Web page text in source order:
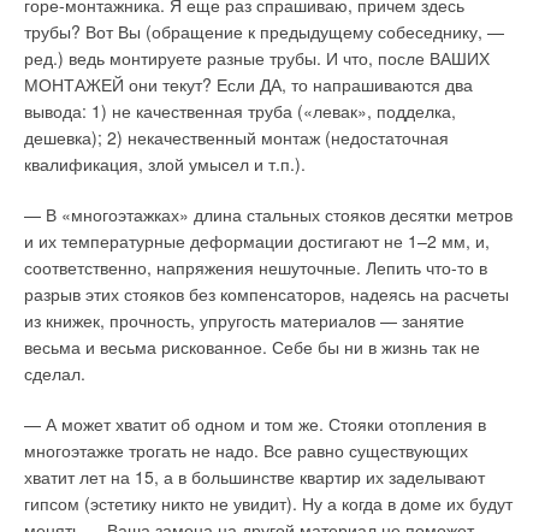
горе-монтажника. Я еще раз спрашиваю, причем здесь
трубы? Вот Вы (обращение к предыдущему собеседнику, —
ред.) ведь монтируете разные трубы. И что, после ВАШИХ
МОНТАЖЕЙ они текут? Если ДА, то напрашиваются два
вывода: 1) не качественная труба («левак», подделка,
дешевка); 2) некачественный монтаж (недостаточная
квалификация, злой умысел и т.п.).
— В «многоэтажках» длина стальных стояков десятки метров
и их температурные деформации достигают не 1–2 мм, и,
соответственно, напряжения нешуточные. Лепить что-то в
разрыв этих стояков без компенсаторов, надеясь на расчеты
из книжек, прочность, упругость материалов — занятие
весьма и весьма рискованное. Себе бы ни в жизнь так не
сделал.
— А может хватит об одном и том же. Стояки отопления в
многоэтажке трогать не надо. Все равно существующих
хватит лет на 15, а в большинстве квартир их заделывают
гипсом (эстетику никто не увидит). Ну а когда в доме их будут
вентиляция;
отопление и водоснабжение;
электроснабжение.
Такая организация структуры позволяет выбрать именно тот
модуль, который необходим для работы, либо приобрести их
в требуемом соотношении.
Вентиляция. Отопление и водоснабжение
Эти модули основаны на моделях существующего
оборудования, т.е. пользователь работает с фактической
информацией. В программе содержатся данные
приблизительно 30 ведущих производителей, что в общей
сложности составляет несколько десятков тысяч
наименований.
Данные о новых производителях и оборудовании регулярно
обновляются. В модулях «вентиляция» и «отопление и
водоснабжение» реализованны эффективные и простые в
Текст комментария
Текст комментария